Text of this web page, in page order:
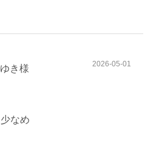
ゆき様 2026-05-01
少なめ